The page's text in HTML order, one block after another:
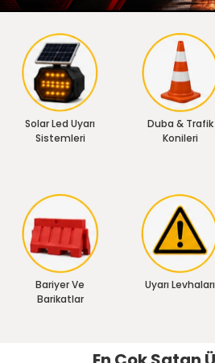
Solar Led Uyarı
Sistemleri
Duba & Trafik
Konileri
Bariyer Ve
Barikatlar
Uyarı Levhaları